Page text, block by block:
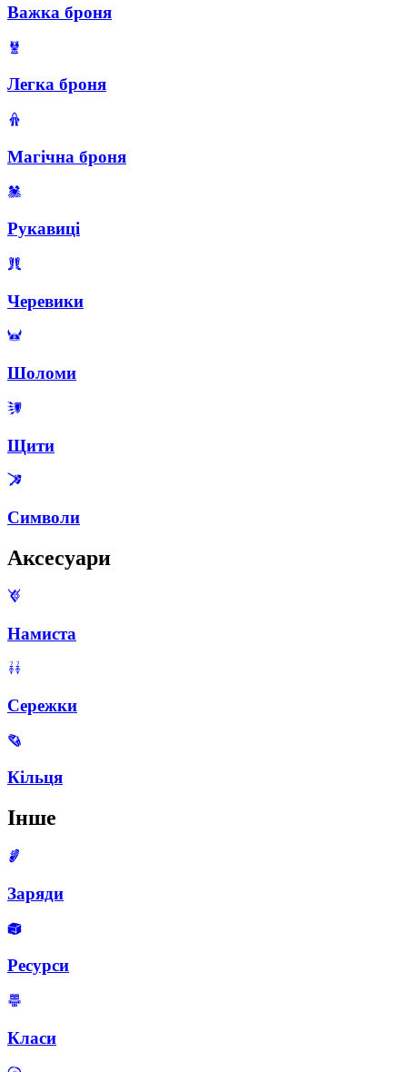
Важка броня
Легка броня
Магічна броня
Рукавиці
Черевики
Шоломи
Щити
Символи
Аксесуари
Намиста
Сережки
Кільця
Інше
Заряди
Ресурси
Класи